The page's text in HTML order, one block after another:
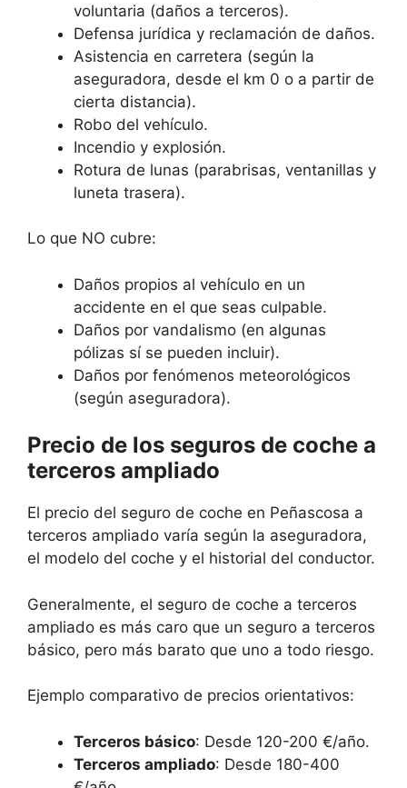
voluntaria (daños a terceros).
Defensa jurídica y reclamación de daños.
Asistencia en carretera (según la
aseguradora, desde el km 0 o a partir de
cierta distancia).
Robo del vehículo.
Incendio y explosión.
Rotura de lunas (parabrisas, ventanillas y
luneta trasera).
Lo que NO cubre:
Daños propios al vehículo en un
accidente en el que seas culpable.
Daños por vandalismo (en algunas
pólizas sí se pueden incluir).
Daños por fenómenos meteorológicos
(según aseguradora).
Precio de los seguros de coche a
terceros ampliado
El precio del seguro de coche en Peñascosa a
terceros ampliado varía según la aseguradora,
el modelo del coche y el historial del conductor.
Generalmente, el seguro de coche a terceros
ampliado es más caro que un seguro a terceros
básico, pero más barato que uno a todo riesgo.
Ejemplo comparativo de precios orientativos:
Terceros básico: Desde 120-200 €/año.
Terceros ampliado: Desde 180-400